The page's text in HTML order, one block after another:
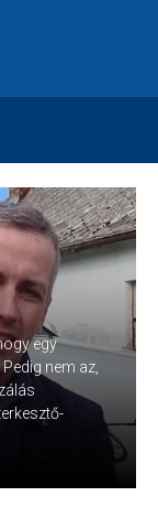
egy
nem az,